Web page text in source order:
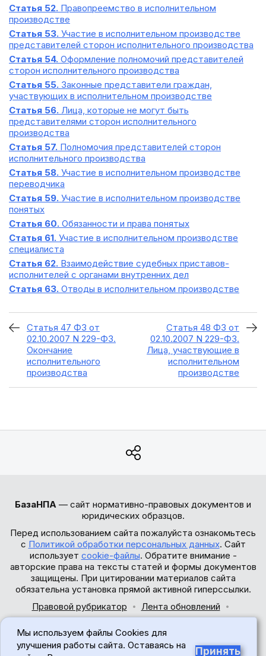
Статья 52. Правопреемство в исполнительном
производстве
Статья 53. Участие в исполнительном производстве
представителей сторон исполнительного производства
Статья 54. Оформление полномочий представителей
сторон исполнительного производства
Статья 55. Законные представители граждан,
участвующих в исполнительном производстве
Статья 56. Лица, которые не могут быть
представителями сторон исполнительного
производства
Статья 57. Полномочия представителей сторон
исполнительного производства
Статья 58. Участие в исполнительном производстве
переводчика
Статья 59. Участие в исполнительном производстве
понятых
Статья 60. Обязанности и права понятых
Статья 61. Участие в исполнительном производстве
специалиста
Статья 62. Взаимодействие судебных приставов-
исполнителей с органами внутренних дел
Статья 63. Отводы в исполнительном производстве
Статья 47 ФЗ от
02.10.2007 N 229-ФЗ.
Окончание
исполнительного
производства
Статья 48 ФЗ от
02.10.2007 N 229-ФЗ.
Лица, участвующие в
исполнительном
производстве
БазаНПА — сайт нормативно-правовых документов и
юридических образцов.
Перед использованием сайта пожалуйста ознакомьтесь
с Политикой обработки персональных данных. Сайт
использует cookie-файлы. Обратите внимание -
авторские права на тексты статей и формы документов
защищены. При цитировании материалов сайта
обязательна установка прямой активной гиперссылки.
Правовой рубрикатор
Лента обновлений
© 2017-2026
Мы используем файлы Cookies для
улучшения работы сайта. Оставаясь на
Принять